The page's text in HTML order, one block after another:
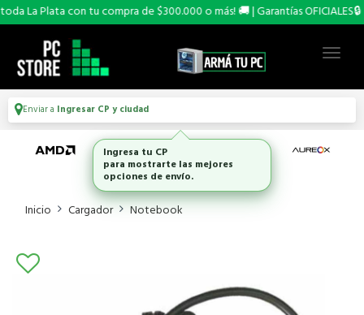
La Plata con tu compra de $300.000 o más! 🚚 | Garantías OFICIALES🔒
Enviar a Ingresar CP y ciudad
Inicio Cargador Notebook
Ingresa tu CP
para mostrarte las mejores
opciones de envío.